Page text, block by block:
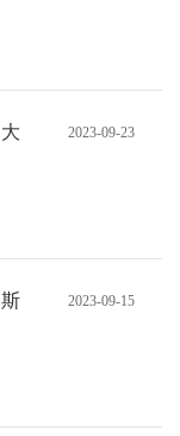
2023-09-23
2023-09-15